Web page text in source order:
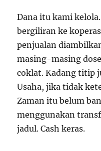
Dana itu kami
bergiliran ke
penjualan
masing-masing
coklat. Kadang titip
Usaha, jika tidak
Zaman itu belum
menggunakan
jadul. Cash keras.